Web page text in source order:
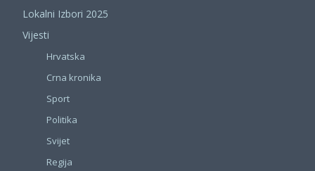
Lokalni Izbori 2025
Vijesti
Hrvatska
Crna kronika
Sport
Politika
Svijet
Regija